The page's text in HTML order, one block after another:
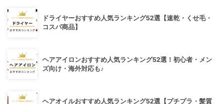
ドライヤーおすすめ人気ランキング52選【速乾・くせ毛・
コスパ商品】
ヘアアイロンおすすめ人気ランキング52選！初心者・メン
ズ向け・海外対応も♪
ヘアオイルおすすめ人気ランキング52選【プチプラ・髪質